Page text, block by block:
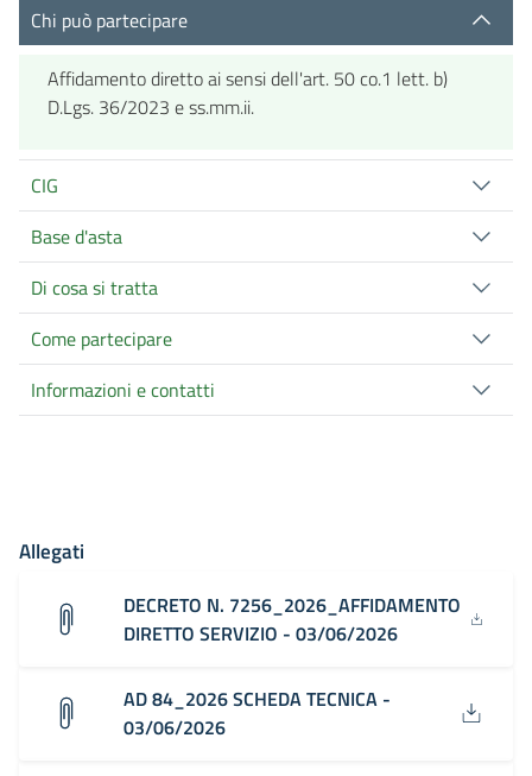
Chi può partecipare
Affidamento diretto ai sensi dell'art. 50 co.1 lett. b)
D.Lgs. 36/2023 e ss.mm.ii.
CIG
Base d'asta
Di cosa si tratta
Come partecipare
Informazioni e contatti
Allegati
DECRETO N. 7256_2026_AFFIDAMENTO
DIRETTO SERVIZIO - 03/06/2026
AD 84_2026 SCHEDA TECNICA -
03/06/2026